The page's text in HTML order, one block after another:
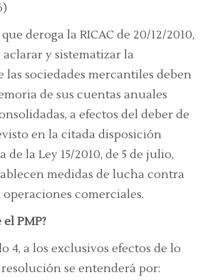
deroga la RICAC de 20/12/2010,
y sistematizar la
sociedades mercantiles deben
de sus cuentas anuales
a efectos del deber de
en la citada disposición
la Ley 15/2010, de 5 de julio,
medidas de lucha contra
comerciales.
PMP?
4, a los exclusivos efectos de lo
se entenderá por: